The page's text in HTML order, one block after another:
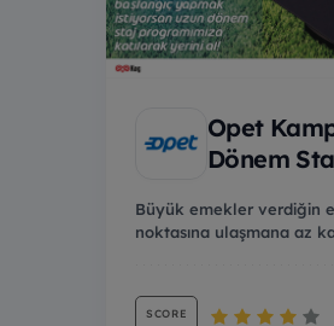
Opet
Dönem
Büyük emekler verdiğin
noktasına ulaşmana az
SCORE